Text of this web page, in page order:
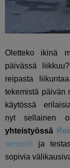
Oletteko ikinä
päivässä
reipasta
tekemistä päivän
käytössä
nyt sellainen
yhteistyössä
sensorit ja
sopivia